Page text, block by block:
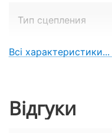
Тип сцепления
Об'єм двигуна
Тактность двигуна
Всі
Відгуки